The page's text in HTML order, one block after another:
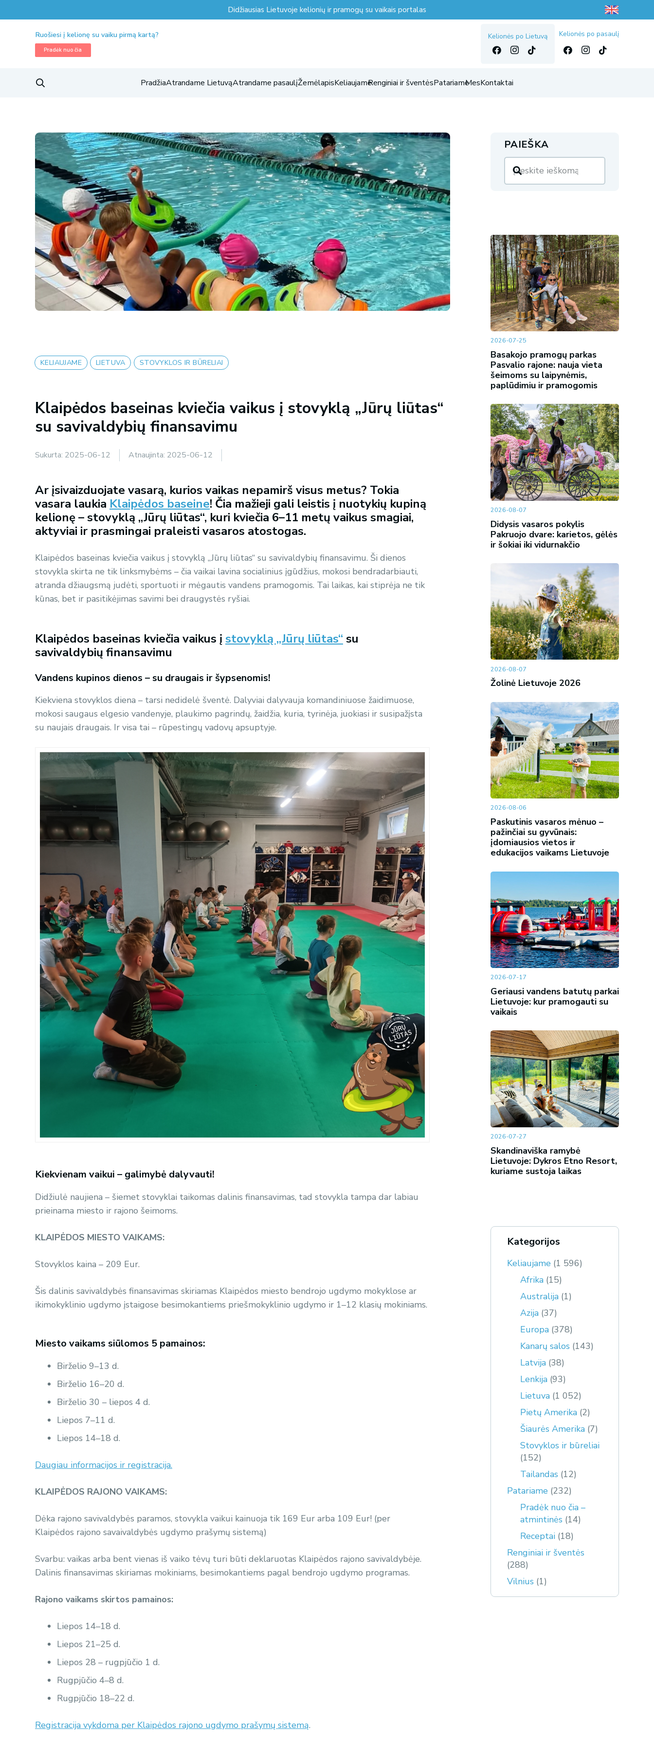
Didžiausias Lietuvoje kelionių ir pramogų su vaikais portalas
Ruošiesi į kelionę su vaiku pirmą kartą?
Pradėk nuo čia
Kelionės po Lietuvą Kelionės po pasaulį
PradžiaAtrandame LietuvąAtrandame pasaulįŽemėlapisKeliaujameRenginiai ir šventėsPatariameMesKontaktai
KELIAUJAME LIETUVA STOVYKLOS IR BŪRELIAI
Klaipėdos baseinas kviečia vaikus į stovyklą „Jūrų liūtas“
su savivaldybių finansavimu
Sukurta: 2025-06-12 Atnaujinta: 2025-06-12
Ar įsivaizduojate vasarą, kurios vaikas nepamirš visus metus? Tokia
vasara laukia Klaipėdos baseine! Čia mažieji gali leistis į nuotykių kupiną
kelionę – stovyklą „Jūrų liūtas“, kuri kviečia 6–11 metų vaikus smagiai,
aktyviai ir prasmingai praleisti vasaros atostogas.
Klaipėdos baseinas kviečia vaikus į stovyklą „Jūrų liūtas“ su savivaldybių finansavimu. Ši dienos
stovykla skirta ne tik linksmybėms – čia vaikai lavina socialinius įgūdžius, mokosi bendradarbiauti,
atranda džiaugsmą judėti, sportuoti ir mėgautis vandens pramogomis. Tai laikas, kai stiprėja ne tik
kūnas, bet ir pasitikėjimas savimi bei draugystės ryšiai.
Klaipėdos baseinas kviečia vaikus į stovyklą „Jūrų liūtas“ su
savivaldybių finansavimu
Vandens kupinos dienos – su draugais ir šypsenomis!
Kiekviena stovyklos diena – tarsi nedidelė šventė. Dalyviai dalyvauja komandiniuose žaidimuose,
mokosi saugaus elgesio vandenyje, plaukimo pagrindų, žaidžia, kuria, tyrinėja, juokiasi ir susipažįsta
su naujais draugais. Ir visa tai – rūpestingų vadovų apsuptyje.
Kiekvienam vaikui – galimybė dalyvauti!
Didžiulė naujiena – šiemet stovyklai taikomas dalinis finansavimas, tad stovykla tampa dar labiau
prieinama miesto ir rajono šeimoms.
KLAIPĖDOS MIESTO VAIKAMS:
Stovyklos kaina – 209 Eur.
Šis dalinis savivaldybės finansavimas skiriamas Klaipėdos miesto bendrojo ugdymo mokyklose ar
ikimokyklinio ugdymo įstaigose besimokantiems priešmokyklinio ugdymo ir 1–12 klasių mokiniams.
Miesto vaikams siūlomos 5 pamainos:
Birželio 9–13 d.
Birželio 16–20 d.
Birželio 30 – liepos 4 d.
Liepos 7–11 d.
Liepos 14–18 d.
Daugiau informacijos ir registracija.
KLAIPĖDOS RAJONO VAIKAMS:
Dėka rajono savivaldybės paramos, stovykla vaikui kainuoja tik 169 Eur arba 109 Eur! (per
Klaipėdos rajono savaivaldybės ugdymo prašymų sistemą)
Svarbu: vaikas arba bent vienas iš vaiko tėvų turi būti deklaruotas Klaipėdos rajono savivaldybėje.
Dalinis finansavimas skiriamas mokiniams, besimokantiems pagal bendrojo ugdymo programas.
Rajono vaikams skirtos pamainos:
Liepos 14–18 d.
Liepos 21–25 d.
Liepos 28 – rugpjūčio 1 d.
Rugpjūčio 4–8 d.
Rugpjūčio 18–22 d.
Registracija vykdoma per Klaipėdos rajono ugdymo prašymų sistemą.
PAIEŠKA
2026-07-25
Basakojo pramogų parkas
Pasvalio rajone: nauja vieta
šeimoms su laipynėmis,
paplūdimiu ir pramogomis
2026-08-07
Didysis vasaros pokylis
Pakruojo dvare: karietos, gėlės
ir šokiai iki vidurnakčio
2026-08-07
Žolinė Lietuvoje 2026
2026-08-06
Paskutinis vasaros mėnuo –
pažinčiai su gyvūnais:
įdomiausios vietos ir
edukacijos vaikams Lietuvoje
2026-07-17
Geriausi vandens batutų parkai
Lietuvoje: kur pramogauti su
vaikais
2026-07-27
Skandinaviška ramybė
Lietuvoje: Dykros Etno Resort,
kuriame sustoja laikas
Kategorijos
Keliaujame (1 596)
Afrika (15)
Australija (1)
Azija (37)
Europa (378)
Kanarų salos (143)
Latvija (38)
Lenkija (93)
Lietuva (1 052)
Pietų Amerika (2)
Šiaurės Amerika (7)
Stovyklos ir būreliai
(152)
Tailandas (12)
Patariame (232)
Pradėk nuo čia –
atmintinės (14)
Receptai (18)
Renginiai ir šventės
(288)
Vilnius (1)